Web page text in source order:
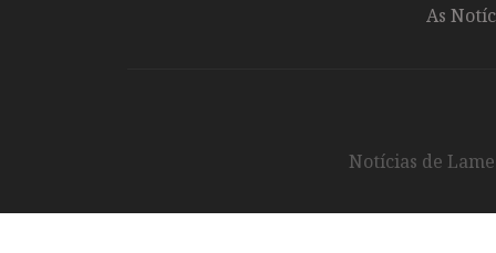
As
Notícias de